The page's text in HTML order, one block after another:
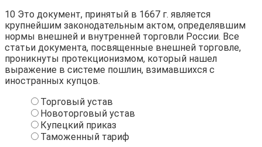
10 Это документ, принятый в 1667 г. является
крупнейшим законодательным актом, определявшим
нормы внешней и внутренней торговли России. Все
статьи документа, посвященные внешней торговле,
проникнуты протекционизмом, который нашел
выражение в системе пошлин, взимавшихся с
иностранных купцов.
Торговый устав
Новоторговый устав
Купецкий приказ
Таможенный тариф